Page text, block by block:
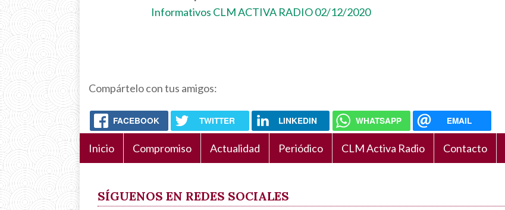
Informativos CLM ACTIVA RADIO 02/12/2020
Compártelo con tus amigos:
FACEBOOK TWITTER LINKEDIN WHATSAPP EMAIL
Navegación
principal
Inicio Compromiso Actualidad Periódico CLM Activa Radio Contacto
SÍGUENOS EN REDES SOCIALES